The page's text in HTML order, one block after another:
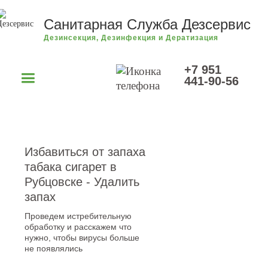
Санитарная Служба Дезсервис
Дезинсекция, Дезинфекция и Дератизация
+7 951
441-90-56
Избавиться от запаха
табака сигарет в
Рубцовске - Удалить
запах
Проведем истребительную
обработку и расскажем что
нужно, чтобы вирусы больше
не появлялись